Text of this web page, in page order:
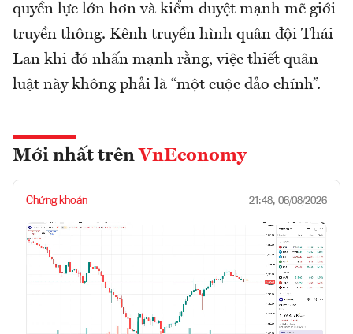
quyền lực lớn hơn và kiểm duyệt mạnh mẽ giới
truyền thông. Kênh truyền hình quân đội Thái
Lan khi đó nhấn mạnh rằng, việc thiết quân
luật này không phải là “một cuộc đảo chính”.
Mới nhất trên VnEconomy
Chứng khoán 21:48, 06/08/2026